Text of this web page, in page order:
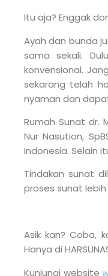
Itu aja? Enggak
Ayah dan bunda
sama sekali.
konvensional.
sekarang telah
nyaman dan
Rumah Sunat dr.
Nur Nasution,
Indonesia. Selain
Tindakan sunat
proses sunat
Asik kan? Coba,
Hanya di
Kunjungi website